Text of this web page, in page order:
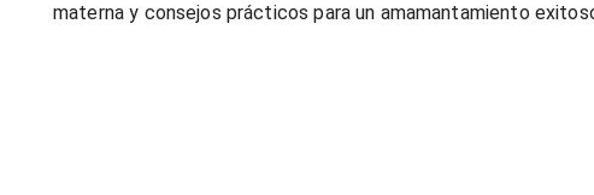
materna y consejos prácticos para un amamantamiento